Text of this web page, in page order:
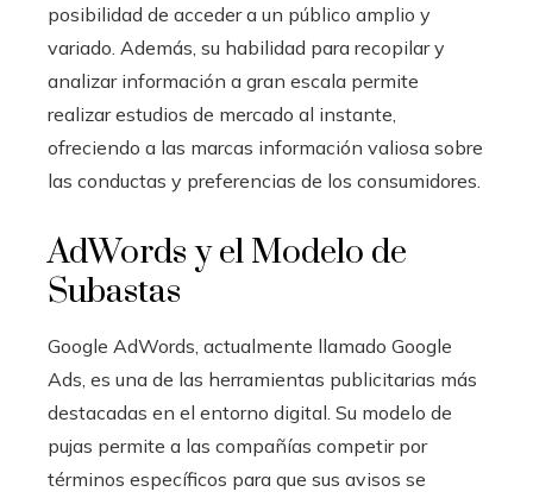
posibilidad de acceder a un público amplio y
variado. Además, su habilidad para recopilar y
analizar información a gran escala permite
realizar estudios de mercado al instante,
ofreciendo a las marcas información valiosa sobre
las conductas y preferencias de los consumidores.
AdWords y el Modelo de
Subastas
Google AdWords, actualmente llamado Google
Ads, es una de las herramientas publicitarias más
destacadas en el entorno digital. Su modelo de
pujas permite a las compañías competir por
términos específicos para que sus avisos se